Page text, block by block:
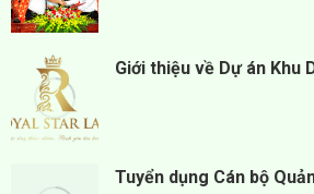
Giới thiệu về Dự án Khu
Tuyển dụng Cán bộ